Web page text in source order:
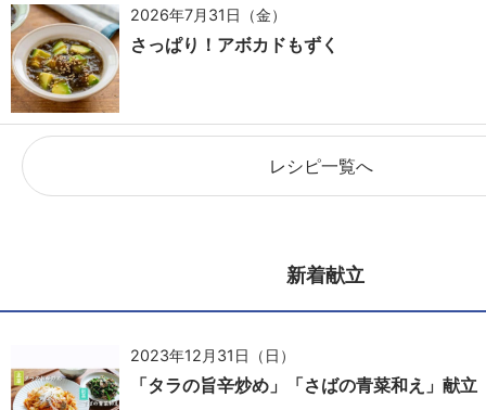
2026年7月31日（金）
さっぱり！アボカドもずく
レシピ一覧へ
新着献立
2023年12月31日（日）
「タラの旨辛炒め」「さばの青菜和え」献立